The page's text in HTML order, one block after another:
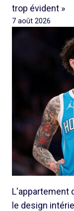
trop évident »
7 août 2026
L'appartement
le design